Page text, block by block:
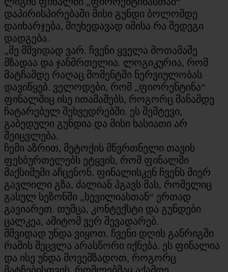
დაპირისპირებაში მისი გუნდი ბოლომდე
დაიხარჯება, მიუხედავად იმისა რა შედეგი
დადგება.
„მე მშვიდად ვარ. ჩვენი ყველა მოთამაშე
მზადაა და ჯანმრთელია. ლოგიკურია, რომ
მატჩამდე რაღაც მომენტში ნერვიულობას
დავიწყებ. ველოდები, რომ „ფიორენტინა“
ფინალშიც ისე ითამაშებს, როგორც მანამდე
ჩატარებულ შეხვედრებში. ეს შემტევი,
გაბედული გუნდია და მისი ხასიათი არ
შეიცვლება.
ჩემი აზრით, მეტოქის მწვრთნელი თავის
ფეხბურთელებს ეტყვის, რომ ფინალში
მაქსიმუმი აჩცენონ. ფინალისკენ ჩვენს მიერ
გავლილი გზა, ძალიან ჰგავს მას, რომელიც
გასულ სეზონში „სევილიასთან“ ერთად
გავიარეთ. თუმცა, კონტექსტი და გუნდები
ცალკეა, ამიტომ ვერ შევადარებ.
მშვიდად უნდა ვიყოთ. ჩვენი დღის განრიგში
რამის შეცვლა არასწორი იქნება. ეს ფინალია
და ისე უნდა მოვემზადოთ, როგორც